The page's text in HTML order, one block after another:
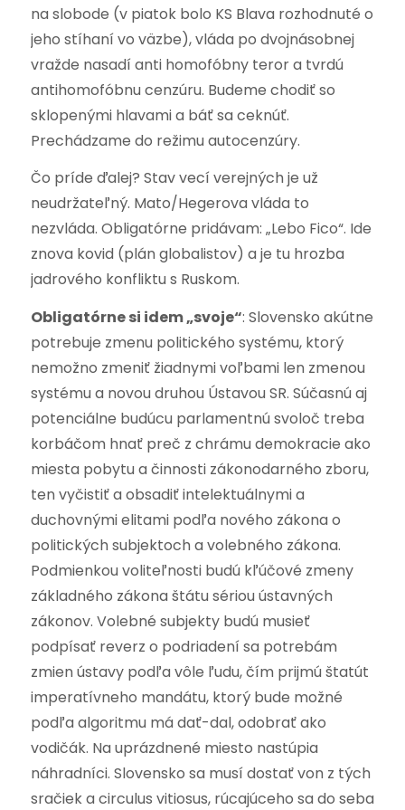
na slobode (v piatok bolo KS Blava rozhodnuté o
jeho stíhaní vo väzbe), vláda po dvojnásobnej
vražde nasadí anti homofóbny teror a tvrdú
antihomofóbnu cenzúru. Budeme chodiť so
sklopenými hlavami a báť sa ceknúť.
Prechádzame do režimu autocenzúry.
Čo príde ďalej? Stav vecí verejných je už
neudržateľný. Mato/Hegerova vláda to
nezvláda. Obligatórne pridávam: „Lebo Fico“. Ide
znova kovid (plán globalistov) a je tu hrozba
jadrového konfliktu s Ruskom.
Obligatórne si idem „svoje“: Slovensko akútne
potrebuje zmenu politického systému, ktorý
nemožno zmeniť žiadnymi voľbami len zmenou
systému a novou druhou Ústavou SR. Súčasnú aj
potenciálne budúcu parlamentnú svoloč treba
korbáčom hnať preč z chrámu demokracie ako
miesta pobytu a činnosti zákonodarného zboru,
ten vyčistiť a obsadiť intelektuálnymi a
duchovnými elitami podľa nového zákona o
politických subjektoch a volebného zákona.
Podmienkou voliteľnosti budú kľúčové zmeny
základného zákona štátu sériou ústavných
zákonov. Volebné subjekty budú musieť
podpísať reverz o podriadení sa potrebám
zmien ústavy podľa vôle ľudu, čím prijmú štatút
imperatívneho mandátu, ktorý bude možné
podľa algoritmu má dať-dal, odobrať ako
vodičák. Na uprázdnené miesto nastúpia
náhradníci. Slovensko sa musí dostať von z tých
sračiek a circulus vitiosus, rúcajúceho sa do seba